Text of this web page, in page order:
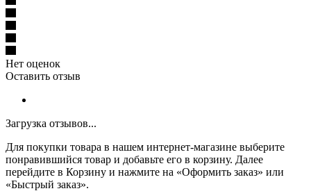
Нет оценок
Оставить отзыв
Загрузка отзывов...
Для покупки товара в нашем интернет-магазине выберите
понравившийся товар и добавьте его в корзину. Далее
перейдите в Корзину и нажмите на «Оформить заказ» или
«Быстрый заказ».